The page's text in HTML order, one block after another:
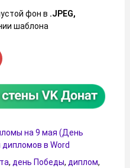
фон в .JPEG,
шаблона
диплом на День Победы
на 9 мая (День
в Word
, день Победы, диплом,